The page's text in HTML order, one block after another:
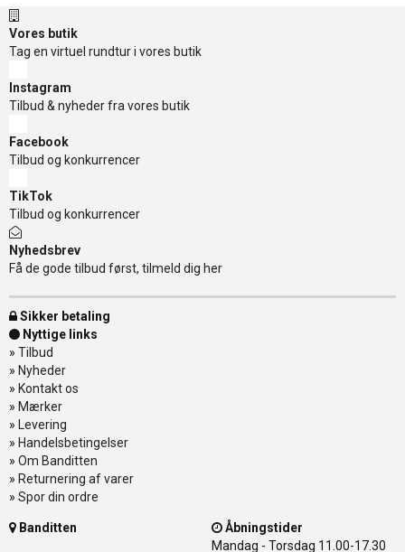
Vores butik
Tag en virtuel rundtur i vores butik
Instagram
Tilbud & nyheder fra vores butik
Facebook
Tilbud og konkurrencer
TikTok
Tilbud og konkurrencer
Nyhedsbrev
Få de gode tilbud først, tilmeld dig her
Sikker betaling
Nyttige links
» Tilbud
» Nyheder
» Kontakt os
» Mærker
» Levering
» Handelsbetingelser
» Om Banditten
» Returnering af varer
» Spor din ordre
Banditten
Åbningstider
Mandag - Torsdag 11.00-17.30